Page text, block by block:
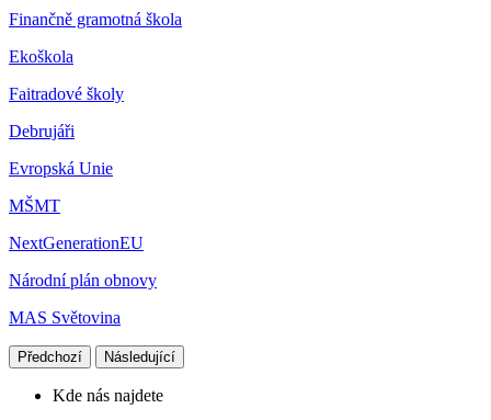
Finančně gramotná škola
Ekoškola
Faitradové školy
Debrujáři
Evropská Unie
MŠMT
NextGenerationEU
Národní plán obnovy
MAS Světovina
Předchozí Následující
Kde nás najdete